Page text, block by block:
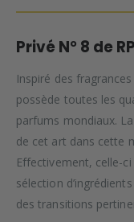
Privé N° 8 de
Inspiré des
possède toutes les
parfums mondiaux.
de cet art dans cette
Effectivement, celle-
sélection
des transitions